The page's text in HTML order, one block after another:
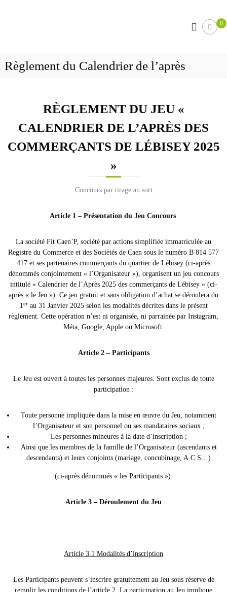
a
p
–
a
o
r
t
–
S
a
n
u
i
t
o
l
s
c
o
m
m
e
0
Règlement du Calendrier de l’après
RÈGLEMENT DU JEU «
CALENDRIER DE L’APRÈS DES
COMMERÇANTS DE LÉBISEY 2025
»
Concours par tirage au sort
Article 1 – Présentation du Jeu Concours
La société Fit Caen’P, société par actions simplifiée immatriculée au
Registre du Commerce et des Sociétés de Caen sous le numéro B 814 577
417 et ses partenaires commerçants du quartier de Lébisey (ci-après
dénommés conjointement « l’Organisateur »), organisent un jeu concours
intitulé « Calendrier de l’Après 2025 des commerçants de Lébisey » (ci-
après « le Jeu »). Ce jeu gratuit et sans obligation d’achat se déroulera du
1erau 31 Janvier 2025 selon les modalités décrites dans le présent
règlement. Cette opération n’est ni organisée, ni parrainée par Instagram,
Méta, Google, Apple ou Microsoft.
Article 2 – Participants
Le Jeu est ouvert à toutes les personnes majeures. Sont exclus de toute
participation :
Toute personne impliquée dans la mise en œuvre du Jeu, notamment
l’Organisateur et son personnel ou ses mandataires sociaux ;
Les personnes mineures à la date d’inscription ;
Ainsi que les membres de la famille de l’Organisateur (ascendants et
descendants) et leurs conjoints (mariage, concubinage, A.C.S…)
(ci-après dénommés « les Participants »).
Article 3 – Déroulement du Jeu
Article 3.1 Modalités d’inscription
Les Participants peuvent s’inscrire gratuitement au Jeu sous réserve de
remplir les conditions de l’article 2. La participation au Jeu implique